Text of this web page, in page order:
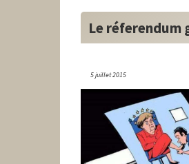
Le réferendum
5 juillet 2015